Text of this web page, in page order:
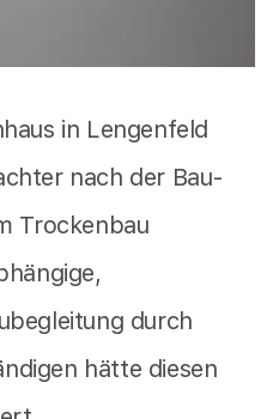
in Lengenfeld
nach der Bau-
Trockenbau
durch
hätte diesen